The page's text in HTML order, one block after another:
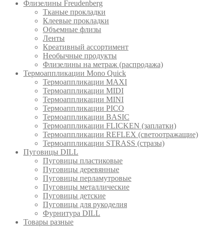
Флизелины Freudenberg
Тканые прокладки
Клеевые прокладки
Объемные флизы
Ленты
Креативный ассортимент
Необычные продукты
Флизелины на метраж (распродажа)
Термоаппликации Mono Quick
Термоаппликации MAXI
Термоаппликации MIDI
Термоаппликации MINI
Термоаппликации PICO
Термоаппликации BASIC
Термоаппликации FLICKEN (заплатки)
Термоаппликации REFLEX (светоотражащие)
Термоаппликации STRASS (стразы)
Пуговицы DILL
Пуговицы пластиковые
Пуговицы деревянные
Пуговицы перламутровые
Пуговицы металлические
Пуговицы детские
Пуговицы для рукоделия
Фурнитура DILL
Товары разные